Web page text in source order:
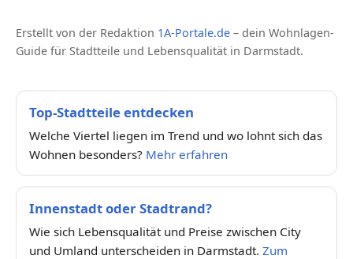
Erstellt von der Redaktion 1A-Portale.de – dein Wohnlagen-
Guide für Stadtteile und Lebensqualität in Darmstadt.
Top-Stadtteile entdecken
Welche Viertel liegen im Trend und wo lohnt sich das
Wohnen besonders? Mehr erfahren
Innenstadt oder Stadtrand?
Wie sich Lebensqualität und Preise zwischen City
und Umland unterscheiden in Darmstadt. Zum